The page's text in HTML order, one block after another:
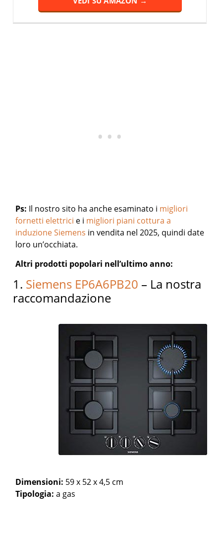
Ps: Il nostro sito ha anche esaminato i migliori
fornetti elettrici e i migliori piani cottura a
induzione Siemens in vendita nel 2025, quindi date
loro un’occhiata.
Altri prodotti popolari nell’ultimo anno:
1. Siemens EP6A6PB20 – La nostra
raccomandazione
Dimensioni: 59 x 52 x 4,5 cm
Tipologia:a gas